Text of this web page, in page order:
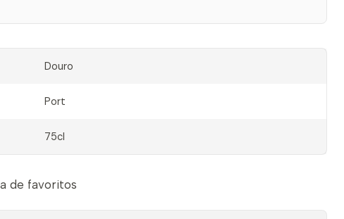
Douro
Port
75cl
de favoritos